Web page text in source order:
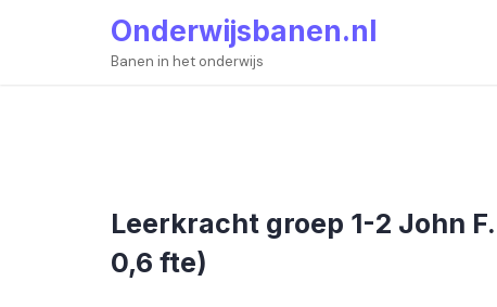
Onderwijsbanen.nl
Banen in het onderwijs
Leerkracht groep 1-2 John
0,6 fte)